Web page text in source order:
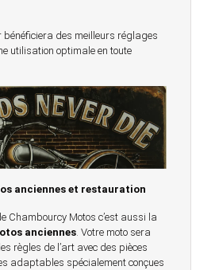
bénéficiera des meilleurs réglages
utilisation optimale en toute
anciennes et restauration
Chambourcy Motos c’est aussi la
anciennes . Votre moto sera
règles de l’art avec des pièces
adaptables spécialement conçues